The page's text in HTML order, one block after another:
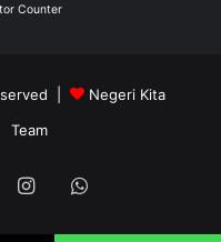
Counter
|
Negeri Kita
Team
InstagramWhatsApp